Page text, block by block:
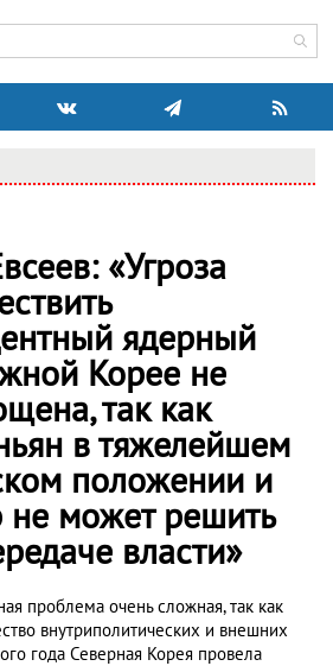
«Угроза
ядерный
Корее не
так как
в тяжелейшем
положении и
может решить
власти»
проблема очень сложная, так как
внутриполитических и внешних
года Северная Корея провела